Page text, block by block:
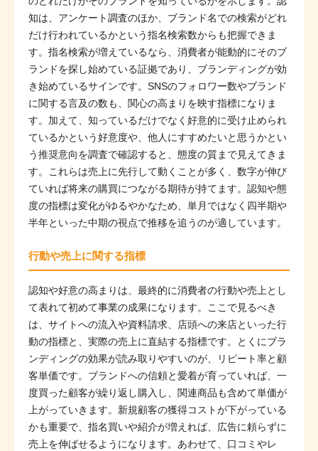
知は、アンケート調査のほか、ブランド名での検索がどれ
だけ行われているかという指名検索数からも把握できま
す。指名検索が増えているなら、消費者が能動的にそのブ
ランドを探し始めている証拠であり、ブランディングが効
き始めているサインです。SNSのフォロワー数やブランド
に関する言及の数も、関心の高まりを映す指標になりま
す。加えて、知っているだけでなく好意的に受け止められ
ているかという好意度や、他人にすすめたいと思うかとい
う推奨意向を調査で確認すると、態度の質まで見えてきま
す。これらは売上に先行して動くことが多く、数字が伸び
ていれば将来の購買につながる期待が持てます。認知や態
度の指標は変化がゆるやかなため、単月ではなく四半期や
半年といった中期の視点で推移を追うのが適しています。
行動や売上に関する指標
認知や好意の高まりは、最終的に消費者の行動や売上とし
て表れて初めて事業の成果になります。ここで見るべき
は、サイトへの流入や資料請求、店頭への来店といった行
動の指標と、実際の売上に直結する指標です。とくにブラ
ンディングの効果が読み取りやすいのが、リピート率と顧
客単価です。ブランドへの信頼と愛着が育っていれば、一
度買った顧客が繰り返し購入し、関連商品も含めて単価が
上がっていきます。新規顧客の獲得コストが下がっている
かも重要で、指名買いや紹介が増えれば、広告に頼らずに
売上を伸ばせるようになります。あわせて、口コミやレ